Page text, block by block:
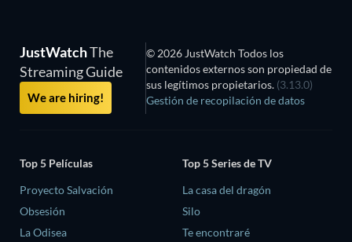
JustWatchThe
Streaming Guide
We are hiring!
© 2026 JustWatch Todos los
contenidos externos son propiedad de
sus legítimos propietarios. (3.13.0)
Gestión de recopilación de datos
Top 5 Películas
Proyecto Salvación
Obsesión
La Odisea
Top 5 Series de TV
La casa del dragón
Silo
Te encontraré